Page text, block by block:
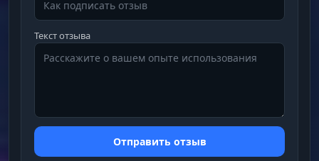
Текст отзыва
Отправить отзыв